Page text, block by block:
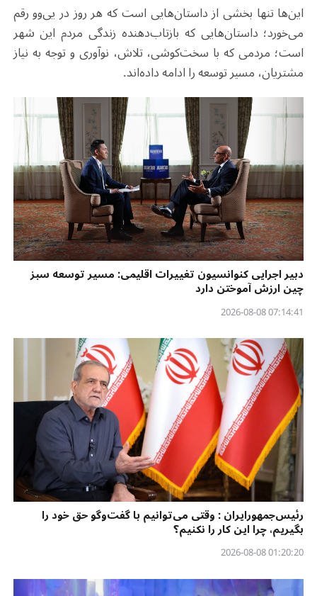
این‌ها تنها بخشی از داستان‌هایی است که هر روز در یی‌وو رقم
می‌خورد؛ داستان‌هایی که بازتاب‌دهنده زندگی مردم این شهر
است؛ مردمی که با سخت‌کوشی، تلاش، نوآوری و توجه به نیاز
مشتریان، مسیر توسعه را ادامه داده‌اند.
دبیر اجرایی کنوانسیون تغییرات اقلیمی: مسیر توسعه سبز
چین ارزش آموختن دارد
07:14:41 2026-08-08
رئیس‌جمهورایران : وقتی می‌توانیم با گفت‌وگو حق خود را
بگیریم، چرا این کار را نکنیم؟
01:20:20 2026-08-08